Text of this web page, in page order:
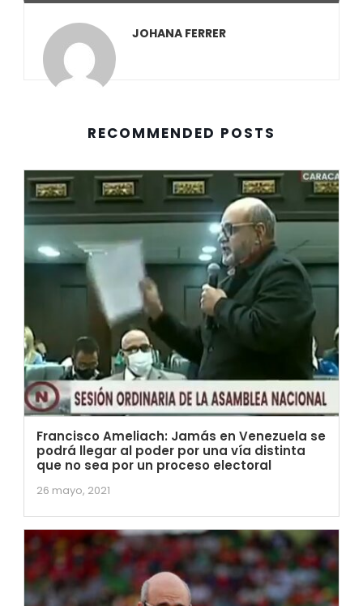
JOHANA FERRER
RECOMMENDED POSTS
Francisco Ameliach: Jamás en Venezuela se
podrá llegar al poder por una vía distinta
que no sea por un proceso electoral
26 mayo, 2021